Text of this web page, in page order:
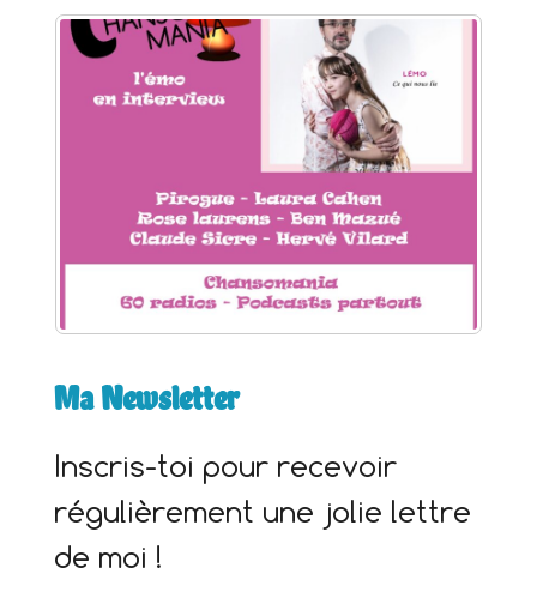
h
Ma Newsletter
Inscris-toi pour recevoir
régulièrement une jolie lettre
de moi !